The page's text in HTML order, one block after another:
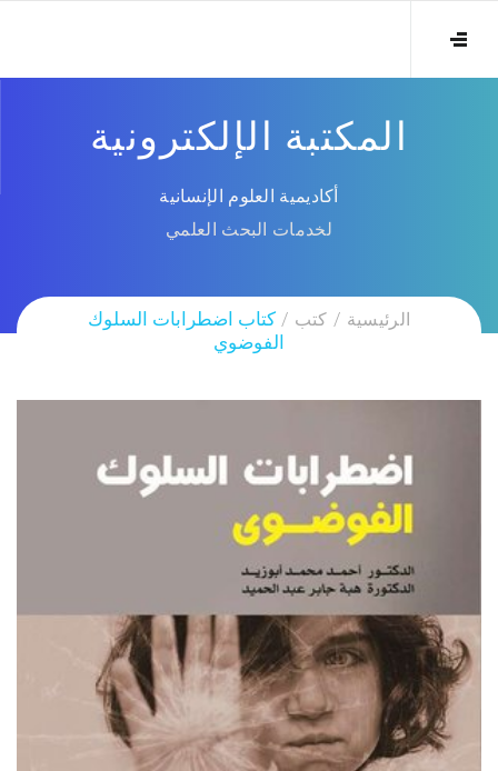
المكتبة الإلكترونية
أكاديمية العلوم الإنسانية
لخدمات البحث العلمي
الرئيسية كتب
كتاب اضطرابات السلوك
الفوضوي